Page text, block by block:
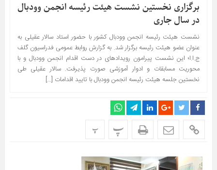
برگزاری نخستین نشست هیئت رئیسه انجمن وودبال
در سال جاری
نشست هیئت رئیسه انجمن وودبال کشور با حضور استاد سالار عقیلی به
عنوان عضو هیئت رئیسه برگزار شد. به گزارش روابط عمومی فدراسیون گلف
ج.ا.ا؛ این نشست پیرامون رویدادهای در دست اقدام انجمن وودبال و با
محوریت مسابقات و ادوار آموزشی صورت پذیرفت. سالار عقیلی طی
نخستین جلسه هیئت رئیسه انجمن وودبال با تایید اقدامات […]
پ پ